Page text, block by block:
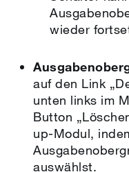
wieder
auf den Link
unten links im
Button
up-Modul,
auswählst.